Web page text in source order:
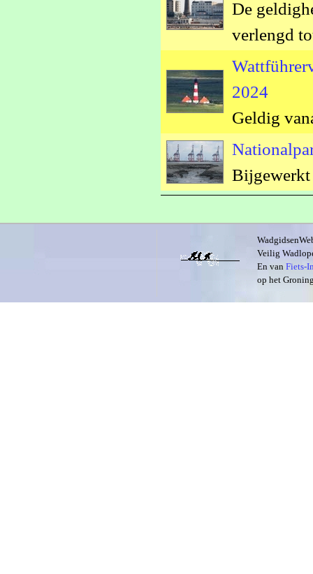
De
verlengd
2024
Geldig
Bijgewerkt
Veilig
En van Fiets-
op het